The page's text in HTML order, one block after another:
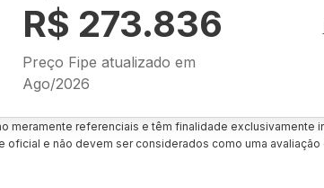
R$ 273.836
Preço Fipe atualizado em
Ago/2026
meramente referenciais e têm finalidade exclusivamente
oficial e não devem ser considerados como uma